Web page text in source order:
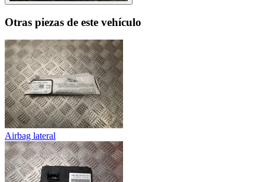
Otras piezas de este vehículo
Airbag lateral